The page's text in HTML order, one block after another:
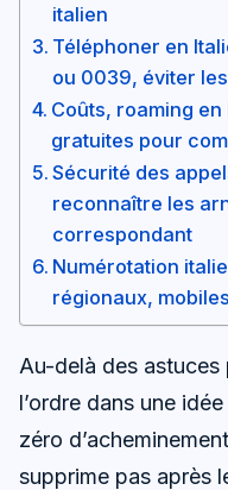
italien
Téléphoner en
ou 0039, éviter
Coûts, roaming
gratuites pour
Sécurité des
reconnaître les
correspondant
Numérotation
régionaux,
Au-delà des astuces
l’ordre dans une
zéro
supprime pas après